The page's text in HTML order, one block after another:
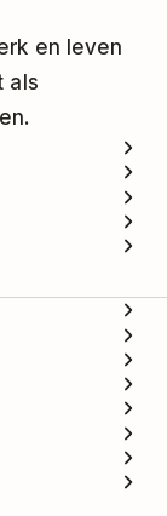
en leven
als